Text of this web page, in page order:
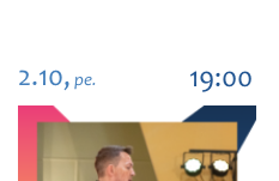
2.10, pe. 19:00